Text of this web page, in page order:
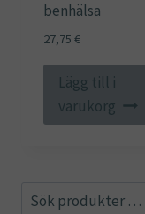
benhälsa
27,75 €
Lägg till i
varukorg
Sök